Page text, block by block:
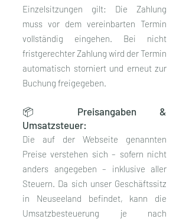
Einzelsitzungen gilt: Die Zahlung
muss vor dem vereinbarten Termin
vollständig eingehen. Bei nicht
fristgerechter Zahlung wird der Termin
automatisch storniert und erneut zur
Buchung freigegeben.
📦 Preisangaben &
Umsatzsteuer:
Die auf der Webseite genannten
Preise verstehen sich – sofern nicht
anders angegeben – inklusive aller
Steuern. Da sich unser Geschäftssitz
in Neuseeland befindet, kann die
Umsatzbesteuerung je nach